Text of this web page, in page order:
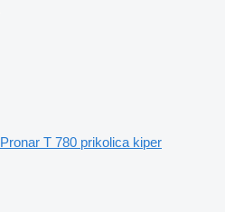
Pronar T 780 prikolica kiper